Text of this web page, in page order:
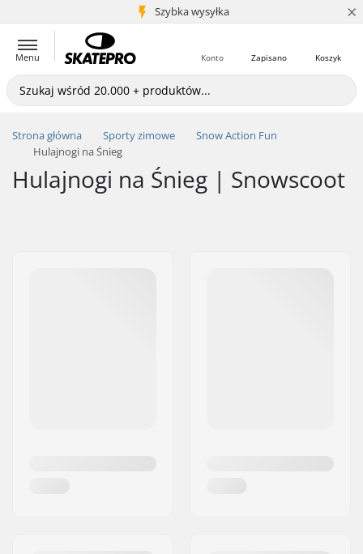
Szybka wysyłka
5+ mln klientów ×
Menu Koszyk
Zapisano
Konto
Strona główna Sporty zimowe
Snow Action Fun
Hulajnogi na Śnieg
Hulajnogi na Śnieg | Snowscoot